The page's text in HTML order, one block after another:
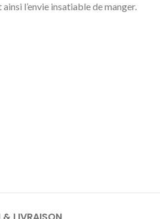
l’envie insatiable de manger.